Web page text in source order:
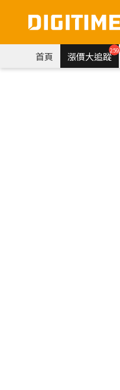
首頁 漲價大追蹤259